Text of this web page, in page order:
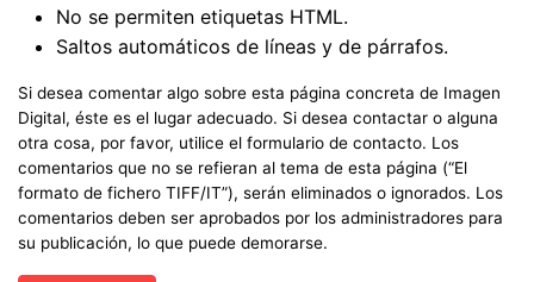
No se permiten etiquetas HTML.
Saltos automáticos de líneas y de párrafos.
Si desea comentar algo sobre esta página concreta de Imagen
Digital, éste es el lugar adecuado. Si desea contactar o alguna
otra cosa, por favor, utilice el formulario de contacto. Los
comentarios que no se refieran al tema de esta página (“El
formato de fichero TIFF/IT”), serán eliminados o ignorados. Los
comentarios deben ser aprobados por los administradores para
su publicación, lo que puede demorarse.